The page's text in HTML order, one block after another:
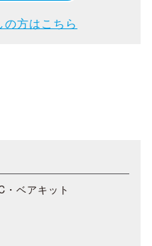
方はこちら
・ベアキット